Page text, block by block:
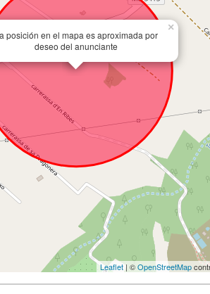
posición en el mapa es aproximada por
deseo del anunciante
×
Leaflet | ©OpenStreetMap